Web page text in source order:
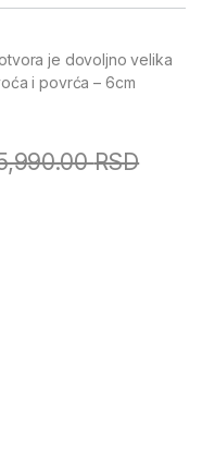
je dovoljno velika
i povrća – 6cm
RSD